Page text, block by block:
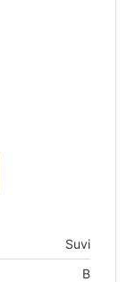
Suvi
B